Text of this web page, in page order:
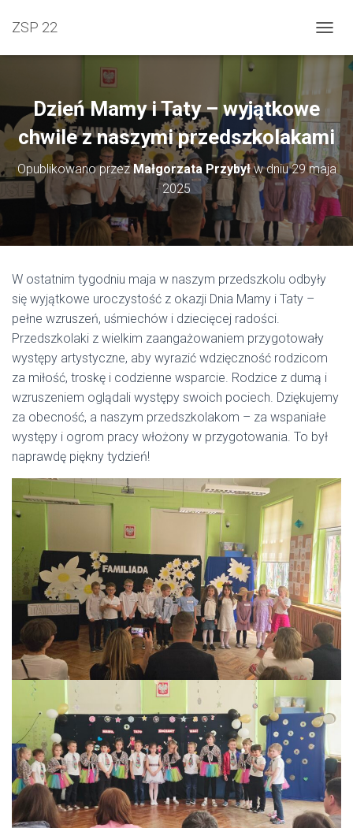
ZSP 22
Dzień Mamy i Taty – wyjątkowe
chwile z naszymi przedszkolakami
Opublikowano przezMałgorzata Przybyłw dniu29 maja
2025
W ostatnim tygodniu maja w naszym przedszkolu odbyły
się wyjątkowe uroczystość z okazji Dnia Mamy i Taty –
pełne wzruszeń, uśmiechów i dziecięcej radości.
Przedszkolaki z wielkim zaangażowaniem przygotowały
występy artystyczne, aby wyrazić wdzięczność rodzicom
za miłość, troskę i codzienne wsparcie. Rodzice z dumą i
wzruszeniem oglądali występy swoich pociech. Dziękujemy
za obecność, a naszym przedszkolakom – za wspaniałe
występy i ogrom pracy włożony w przygotowania. To był
naprawdę piękny tydzień!